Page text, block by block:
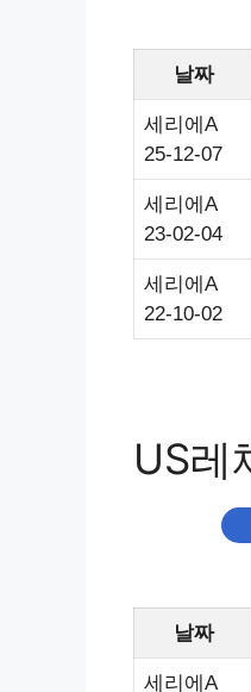
날짜
세리에A
25-12-07
세리에A
23-02-04
세리에A
22-10-02
US레
날짜
세리에A